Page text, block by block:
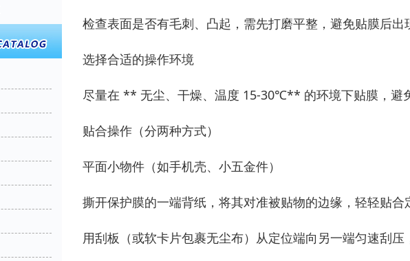
检查表面是否有毛刺、凸起，需先打磨平整，避免贴膜后出
选择合适的操作环境
尽量在 ** 无尘、干燥、温度 15-30℃** 的环境下贴膜，避
贴合操作（分两种方式）
平面小物件（如手机壳、小五金件）
撕开保护膜的一端背纸，将其对准被贴物的边缘，轻轻贴合
用刮板（或软卡片包裹无尘布）从定位端向另一端匀速刮压